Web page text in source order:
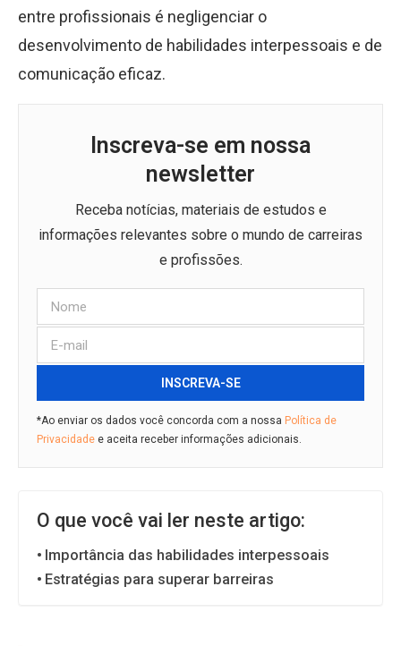
entre profissionais é negligenciar o
desenvolvimento de habilidades interpessoais e de
comunicação eficaz.
Inscreva-se em nossa
newsletter
Receba notícias, materiais de estudos e
informações relevantes sobre o mundo de carreiras
e profissões.
INSCREVA-SE
*Ao enviar os dados você concorda com a nossa Política de
Privacidade e aceita receber informações adicionais.
O que você vai ler neste artigo:
Importância das habilidades interpessoais
Estratégias para superar barreiras